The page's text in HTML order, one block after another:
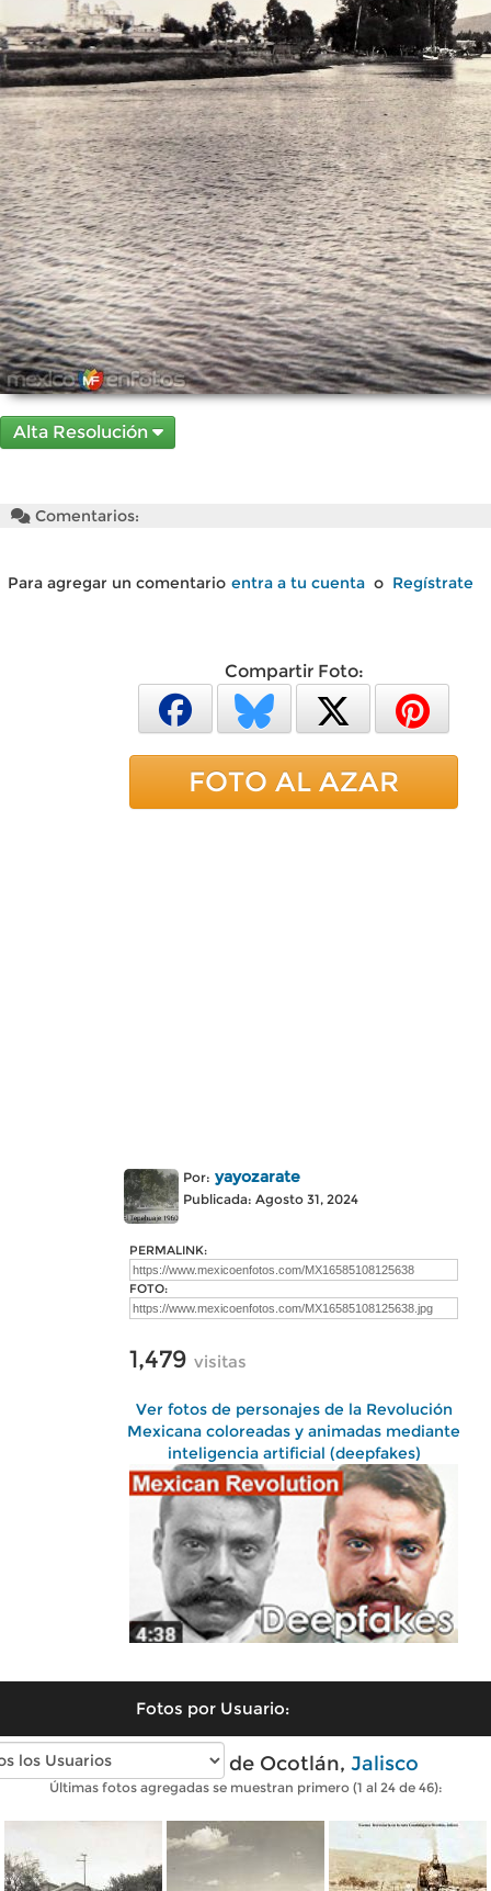
Alta Resolución
Comentarios:
Para agregar un comentario entra a tu cuenta o Regístrate
Compartir Foto:
FOTO AL AZAR
Por: yayozarate
Publicada: Agosto 31, 2024
PERMALINK:
FOTO:
1,479 visitas
Ver fotos de personajes de la Revolución
Mexicana coloreadas y animadas mediante
inteligencia artificial (deepfakes)
Fotos por Usuario:
Fotos antiguas de Ocotlán, Jalisco
Últimas fotos agregadas se muestran primero (1 al 24 de 46):